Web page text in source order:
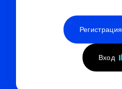
Регистрация
Вход